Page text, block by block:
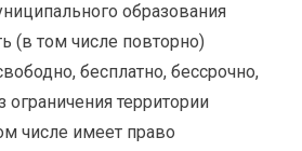
образования
(в том числе повторно)
бесплатно, бессрочно,
территории
числе имеет право